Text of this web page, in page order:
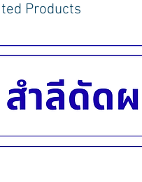
Products